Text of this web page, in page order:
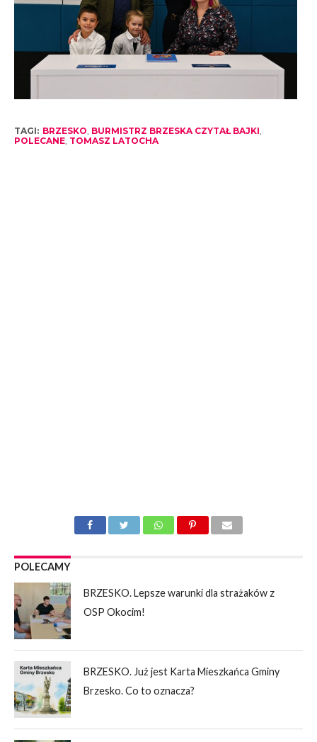
TAGI: BRZESKO, BURMISTRZ BRZESKA CZYTAŁ BAJKI,
POLECANE, TOMASZ LATOCHA
POLECAMY
BRZESKO. Lepsze warunki dla strażaków z
OSP Okocim!
BRZESKO. Już jest Karta Mieszkańca Gminy
Brzesko. Co to oznacza?